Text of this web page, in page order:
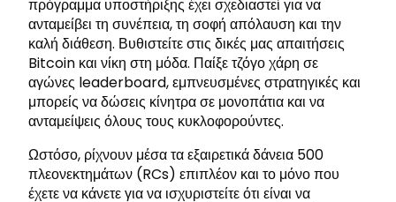
πρόγραμμα υποστήριξης έχει σχεδιαστεί για να
ανταμείβει τη συνέπεια, τη σοφή απόλαυση και την
καλή διάθεση. Βυθιστείτε στις δικές μας απαιτήσεις
Bitcoin και νίκη στη μόδα. Παίξε τζόγο χάρη σε
αγώνες leaderboard, εμπνευσμένες στρατηγικές και
μπορείς να δώσεις κίνητρα σε μονοπάτια και να
ανταμείψεις όλους τους κυκλοφορούντες.
Ωστόσο, ρίχνουν μέσα τα εξαιρετικά δάνεια 500
πλεονεκτημάτων (RCs) επιπλέον και το μόνο που
έχετε να κάνετε για να ισχυριστείτε ότι είναι να